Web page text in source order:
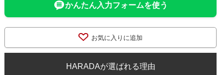
かんたん入力フォームを使う
お気に入りに追加
HARADAが選ばれる理由